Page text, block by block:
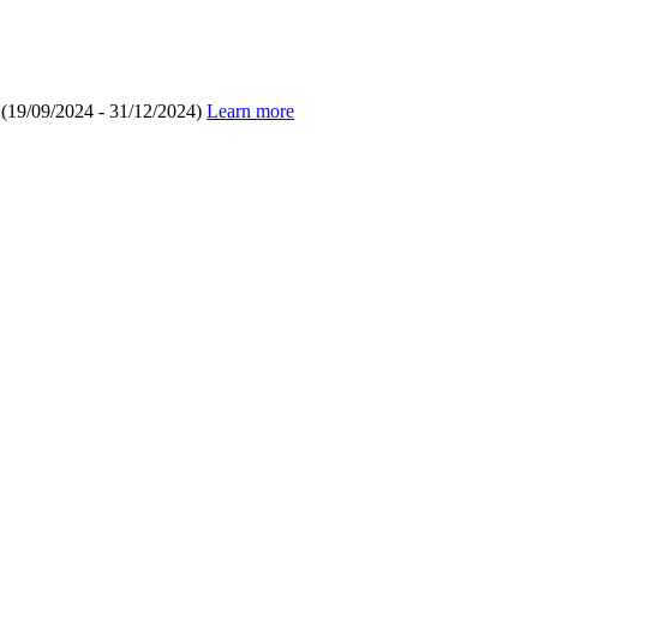
(19/09/2024 - 31/12/2024) Learn more